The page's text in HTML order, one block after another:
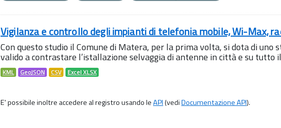
Vigilanza e controllo degli impianti di telefonia mobile, Wi-Max,
Con questo studio il Comune di Matera, per la prima volta, si dota di uno
valido a contrastare l’istallazione selvaggia di antenne in città e su tutto il
KML GeoJSON CSV Excel XLSX
E' possibile inoltre accedere al registro usando leAPI(vediDocumentazione API).